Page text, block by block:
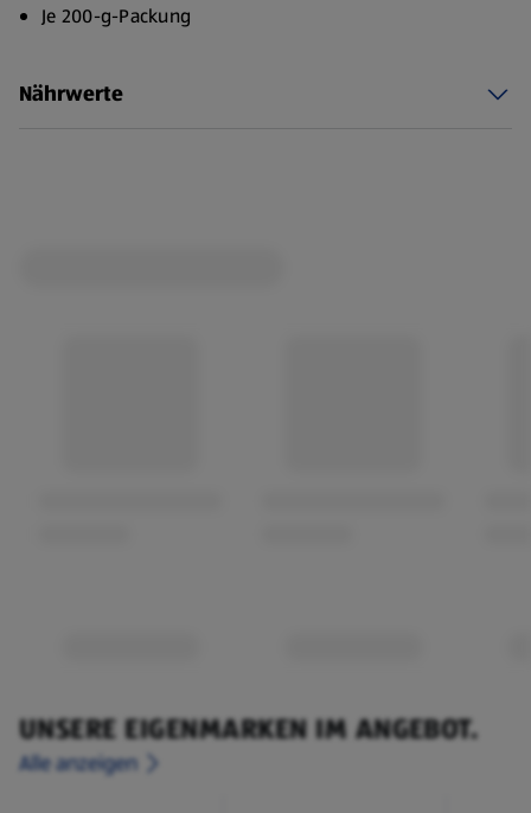
Je 200-g-Packung
Nährwerte
UNSERE EIGENMARKEN IM ANGEBOT.
Alle anzeigen